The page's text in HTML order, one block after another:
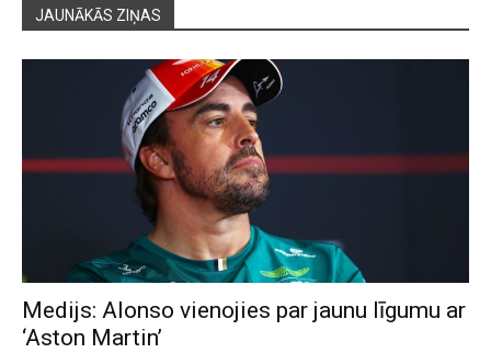
JAUNĀKĀS ZIŅAS
Medijs: Alonso vienojies par jaunu līgumu ar
‘Aston Martin’